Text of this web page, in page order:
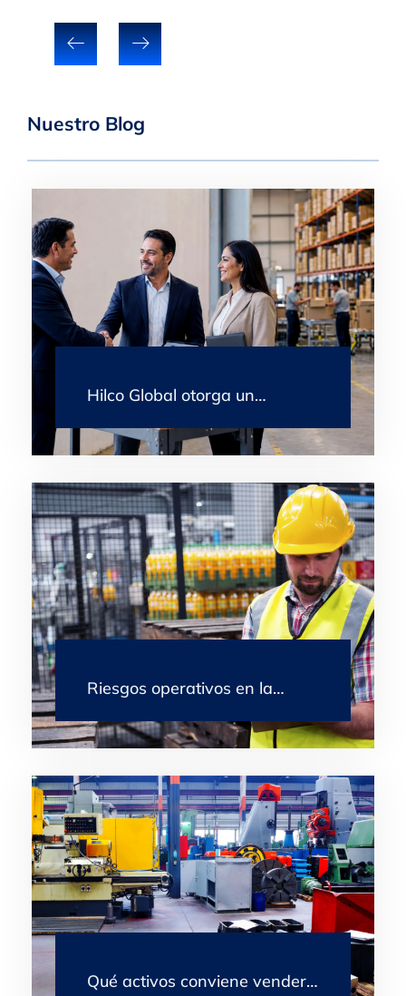
Nuestro Blog
Hilco Global otorga un…
Riesgos operativos en la…
Qué activos conviene vender…